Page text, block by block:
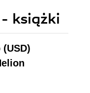
książki